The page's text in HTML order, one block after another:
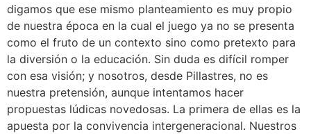
digamos que ese mismo planteamiento es muy propio
de nuestra época en la cual el juego ya no se presenta
como el fruto de un contexto sino como pretexto para
la diversión o la educación. Sin duda es difícil romper
con esa visión; y nosotros, desde Pillastres, no es
nuestra pretensión, aunque intentamos hacer
propuestas lúdicas novedosas. La primera de ellas es la
apuesta por la convivencia intergeneracional. Nuestros